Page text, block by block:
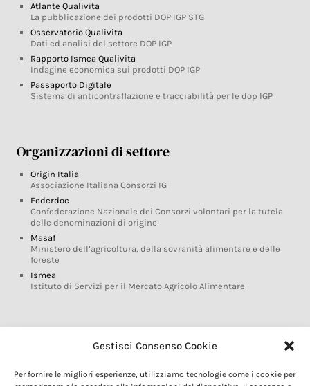
Gestisci Consenso Cookie
Per fornire le migliori esperienze, utilizziamo tecnologie come i cookie per
Atlante Qualivita
La pubblicazione dei prodotti DOP IGP STG
Osservatorio Qualivita
Dati ed analisi del settore DOP IGP
Rapporto Ismea Qualivita
Indagine economica sui prodotti DOP IGP
Passaporto Digitale
Sistema di anticontraffazione e tracciabilità per le dop IGP
Organizzazioni di settore
Origin Italia
Associazione Italiana Consorzi IG
Federdoc
Confederazione Nazionale dei Consorzi volontari per la tutela
delle denominazioni di origine
Masaf
Ministero dell’agricoltura, della sovranità alimentare e delle
foreste
Ismea
Istituto di Servizi per il Mercato Agricolo Alimentare
Glossario DOP IGP
Marchi DOP IGP